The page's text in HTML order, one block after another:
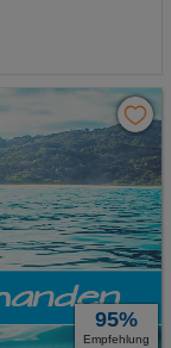
95%
Empfehlung